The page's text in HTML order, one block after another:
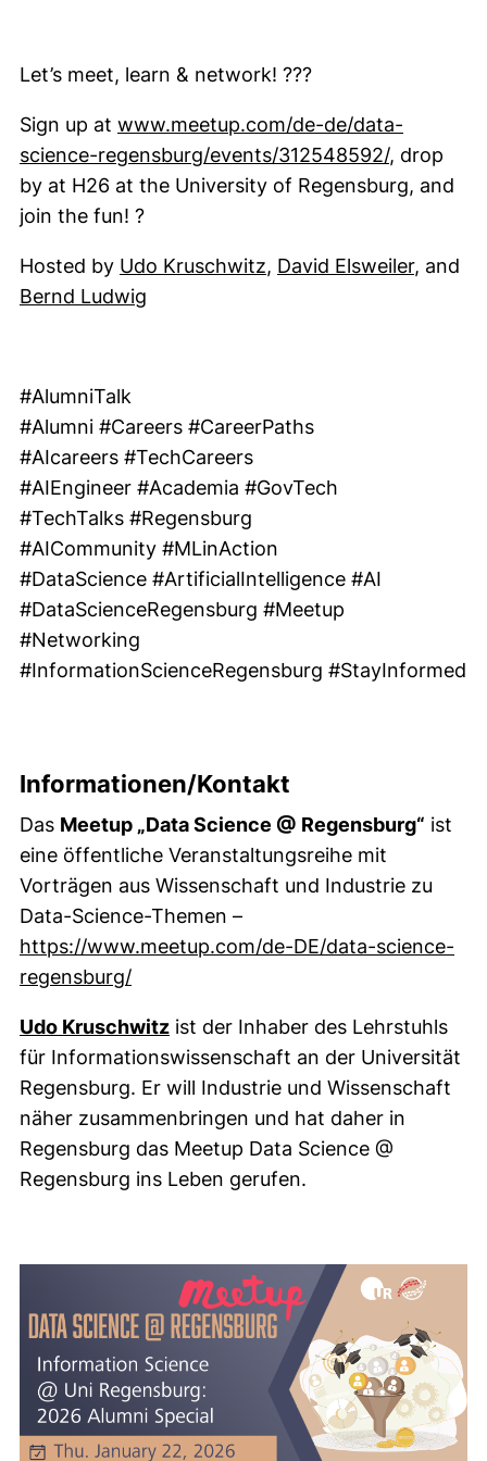
Let’s meet, learn & network! ???
Sign up at www.meetup.com/de-de/data-
science-regensburg/events/312548592/, drop
by at H26 at the University of Regensburg, and
join the fun! ?
Hosted by Udo Kruschwitz, David Elsweiler, and
Bernd Ludwig
#AlumniTalk
#Alumni #Careers #CareerPaths
#AIcareers #TechCareers
#AIEngineer #Academia #GovTech
#TechTalks #Regensburg
#AICommunity #MLinAction
#DataScience #ArtificialIntelligence #AI
#DataScienceRegensburg #Meetup
#Networking
#InformationScienceRegensburg #StayInformed
Informationen/Kontakt
Das Meetup „Data Science @ Regensburg“ ist
eine öffentliche Veranstaltungsreihe mit
Vorträgen aus Wissenschaft und Industrie zu
Data-Science-Themen –
https://www.meetup.com/de-DE/data-science-
regensburg/(externer Link, öffnet neues Fenster)
Udo Kruschwitz ist der Inhaber des Lehrstuhls
für Informationswissenschaft an der Universität
Regensburg. Er will Industrie und Wissenschaft
näher zusammenbringen und hat daher in
Regensburg das Meetup Data Science @
Regensburg ins Leben gerufen.